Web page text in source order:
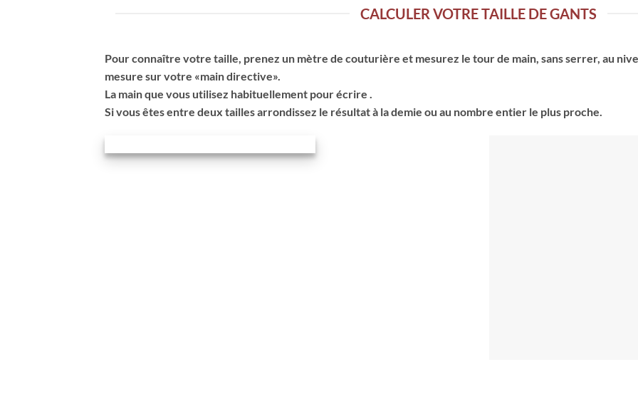
CALCULER VOTRE TAILLE DE GANTS
Pour connaître votre taille, prenez un mètre de couturière et mesurez le tour de main, sans serrer, au
mesure sur votre «main directive».
La main que vous utilisez habituellement pour écrire .
Si vous êtes entre deux tailles arrondissez le résultat à la demie ou au nombre entier le plus proche.